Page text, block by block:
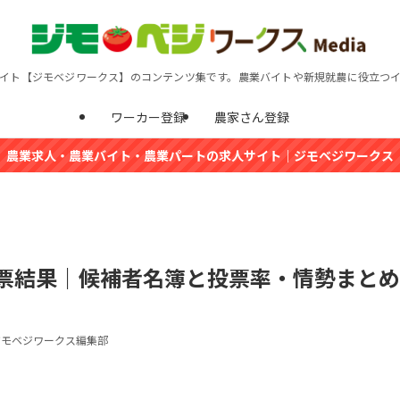
ト【ジモベジワークス】のコンテンツ集です。農業バイトや新規就農に役立つ
ワーカー登録 農家さん登録
農業求人・農業バイト・農業パートの求人サイト｜ジモベジワークス
結果｜候補者名簿と投票率・情勢まとめ
ベジワークス編集部